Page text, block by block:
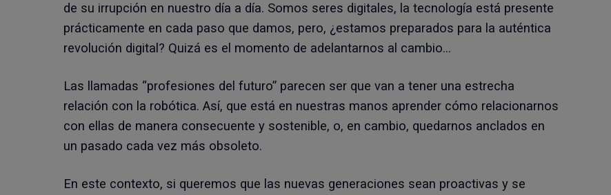
de su irrupción en nuestro día a día. Somos seres digitales, la tecnología está presente
prácticamente en cada paso que damos, pero, ¿estamos preparados para la auténtica
revolución digital? Quizá es el momento de adelantarnos al cambio…
Las llamadas “profesiones del futuro” parecen ser que van a tener una estrecha
relación con la robótica. Así, que está en nuestras manos aprender cómo relacionarnos
con ellas de manera consecuente y sostenible, o, en cambio, quedarnos anclados en
un pasado cada vez más obsoleto.
En este contexto, si queremos que las nuevas generaciones sean proactivas y se